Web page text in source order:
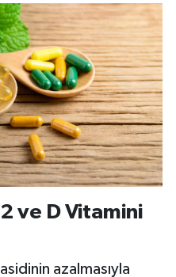
ve D Vitamini
azalmasıyla